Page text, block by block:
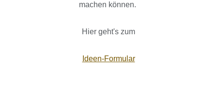
machen können.
Hier geht's zum
Ideen-Formular